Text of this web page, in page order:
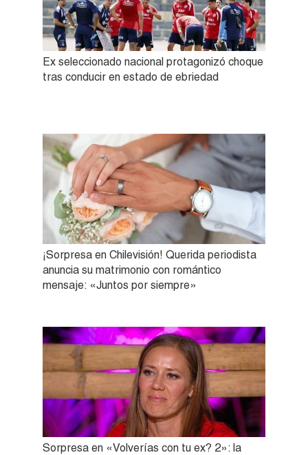
Ex seleccionado nacional protagonizó choque
tras conducir en estado de ebriedad
¡Sorpresa en Chilevisión! Querida periodista
anuncia su matrimonio con romántico
mensaje: «Juntos por siempre»
Sorpresa en «Volverías con tu ex? 2»: la